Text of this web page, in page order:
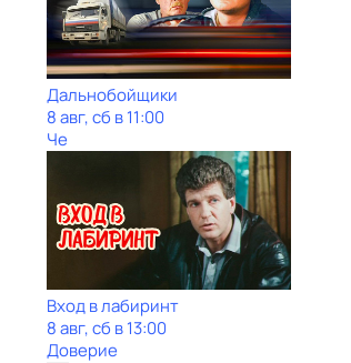
Дальнобойщики
8 авг, сб в 11:00
Че
Вход в лабиринт
8 авг, сб в 13:00
Доверие